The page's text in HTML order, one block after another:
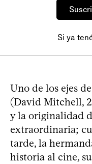
Si ya
Uno de los ejes
(David Mitchell,
y la originalidad
extraordinaria;
tarde, la
historia al cine,